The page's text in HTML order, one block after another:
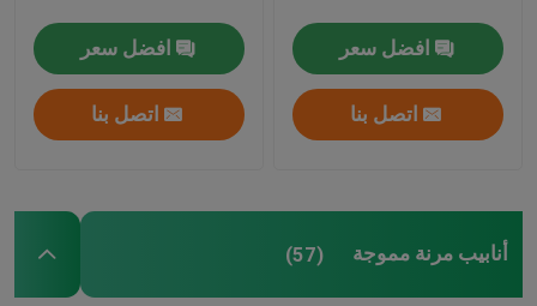
افضل سعر
اتصل بنا
افضل سعر
اتصل بنا
أنابيب مرنة مموجة (57)